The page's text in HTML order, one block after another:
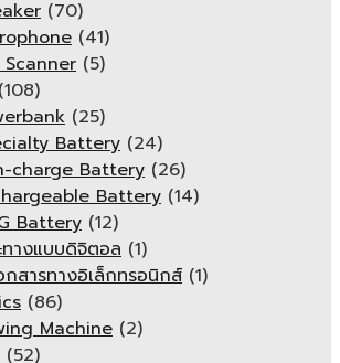
(70)
(41)
(5)
(108)
(25)
Battery (24)
charge Battery (26)
Battery (14)
Battery (12)
ทางแบบดิจิตอล (1)
กสารทางอิเล็กทรอนิกส์ (1)
(86)
Machine (2)
(52)